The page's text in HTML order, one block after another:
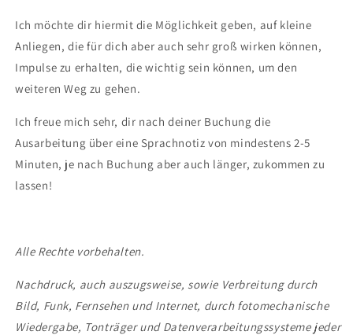
Ich möchte dir hiermit die Möglichkeit geben, auf kleine
Anliegen, die für dich aber auch sehr groß wirken können,
Impulse zu erhalten, die wichtig sein können, um den
weiteren Weg zu gehen.
Ich freue mich sehr, dir nach deiner Buchung die
Ausarbeitung über eine Sprachnotiz von mindestens 2-5
Minuten, je nach Buchung aber auch länger, zukommen zu
lassen!
Alle Rechte vorbehalten.
Nachdruck, auch auszugsweise, sowie Verbreitung durch
Bild, Funk, Fernsehen und Internet, durch fotomechanische
Wiedergabe, Tonträger und Datenverarbeitungssysteme jeder